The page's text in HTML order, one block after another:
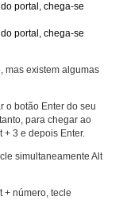
portal, chega-se
portal, chega-se
mas existem algumas
o botão Enter do seu
para chegar ao
+ 3 e depois Enter.
simultaneamente Alt
+ número, tecle